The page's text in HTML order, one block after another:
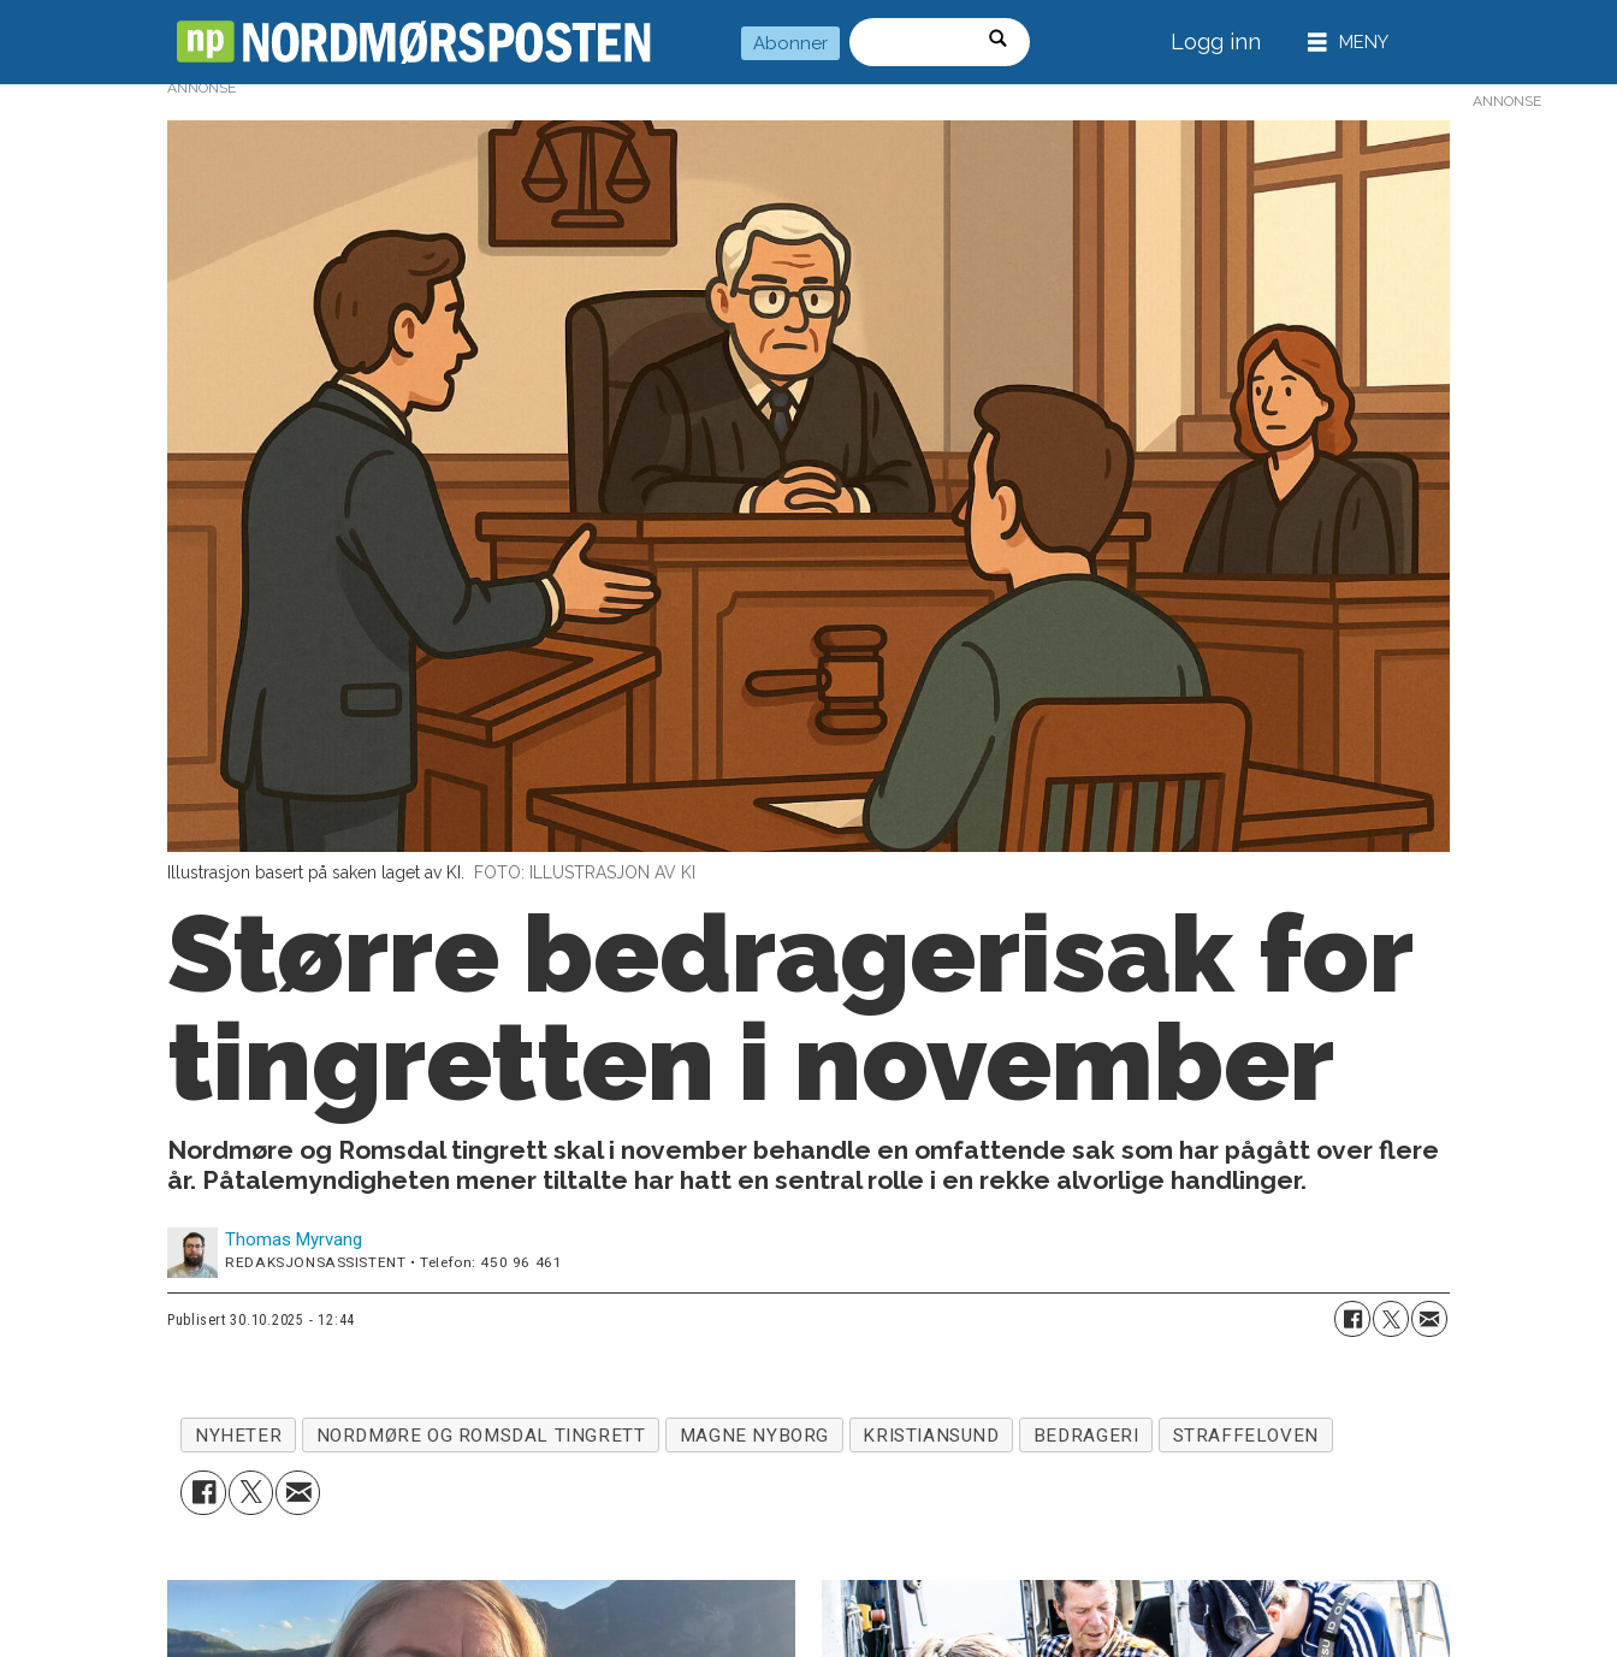
Abonner
Søk
Logg inn
ANNONSE
Illustrasjon basert på saken laget av KI. FOTO: ILLUSTRASJON AV KI
Større bedragerisak for
tingretten i november
Nordmøre og Romsdal tingrett skal i november behandle en omfattende sak som har pågått over flere
år. Påtalemyndigheten mener tiltalte har hatt en sentral rolle i en rekke alvorlige handlinger.
Thomas Myrvang
REDAKSJONSASSISTENT • Telefon: 450 96 461
Publisert 30.10.2025 - 12:44
NYHETER NORDMØRE OG ROMSDAL TINGRETT MAGNE NYBORG KRISTIANSUND BEDRAGERI STRAFFELOVEN
ANNONSE